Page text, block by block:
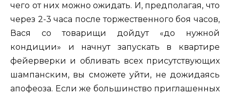
чего от них можно ожидать. И, предполагая, что
через 2-3 часа после торжественного боя часов,
Вася со товарищи дойдут «до нужной
кондиции» и начнут запускать в квартире
фейерверки и обливать всех присутствующих
шампанским, вы сможете уйти, не дожидаясь
апофеоза. Если же большинство приглашенных